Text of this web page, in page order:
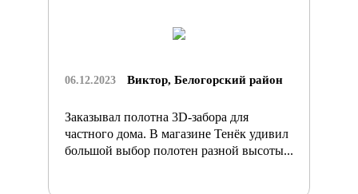
06.12.2023 Виктор, Белогорский район
Заказывал полотна 3D-забора для
частного дома. В магазине Тенёк удивил
большой выбор полотен разной высоты...